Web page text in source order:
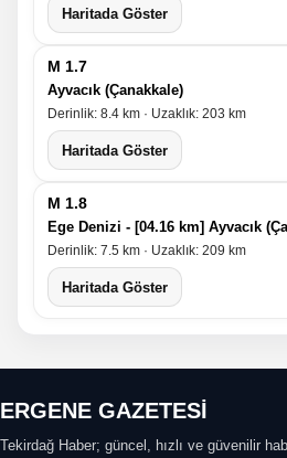
Haritada Göster
M 1.7
Ayvacık (Çanakkale)
Derinlik: 8.4 km · Uzaklık: 203 km
Haritada Göster
M 1.8
Ege Denizi - [04.16 km] Ayvacık
Derinlik: 7.5 km · Uzaklık: 209 km
Haritada Göster
ERGENE GAZETESİ
Tekirdağ Haber; güncel, hızlı ve güvenilir